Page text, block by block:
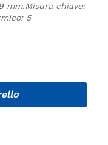
mm.Misura chiave:
5